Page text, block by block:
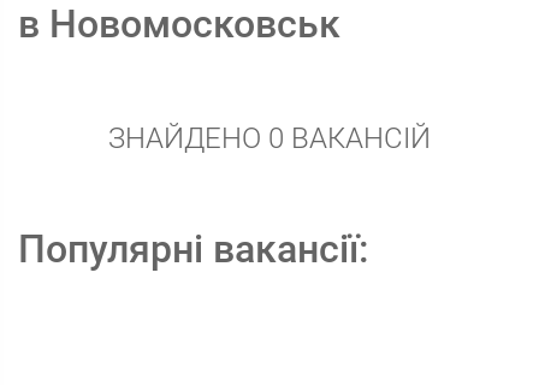
в Новомосковськ
ЗНАЙДЕНО 0 ВАКАНСІЙ
Популярні вакансії: